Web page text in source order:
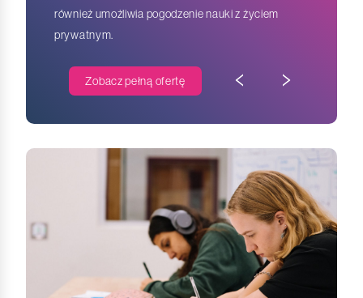
również umożliwia pogodzenie nauki z życiem
prywatnym.
Zobacz pełną ofertę